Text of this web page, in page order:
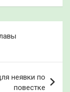
неявки по
повестке